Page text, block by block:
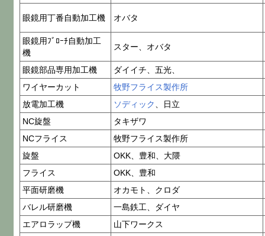
眼鏡用丁番自動加工機 オバタ
眼鏡用ﾌﾞﾛｰﾁ自動加工
機
スター、オバタ
眼鏡部品専用加工機
ダイイチ、五光、
ワイヤーカット
牧野フライス製作所
放電加工機
ソディック
、日立
NC旋盤
タキザワ
NCフライス
牧野フライス製作所
旋盤
OKK、豊和、大隈
フライス
OKK、豊和
平面研磨機
オカモト、クロダ
バレル研磨機
一島鉄工、ダイヤ
エアロラップ機
山下ワークス